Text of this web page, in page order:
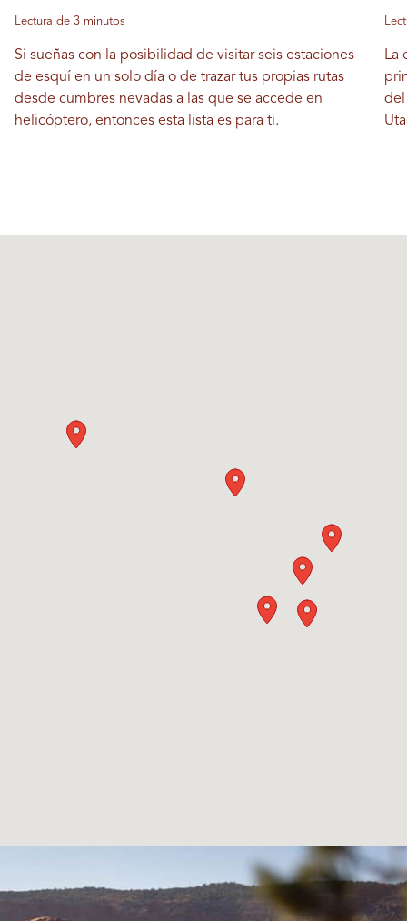
Lectura de 3 minutos
Si sueñas con la posibilidad de visitar seis estaciones
de esquí en un solo día o de trazar tus propias rutas
desde cumbres nevadas a las que se accede en
helicóptero, entonces esta lista es para ti.
La
del